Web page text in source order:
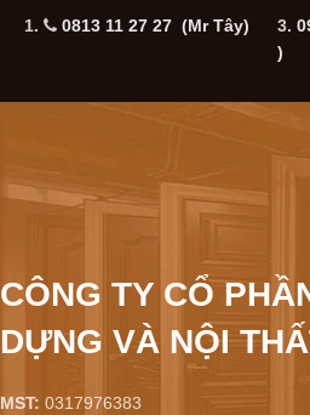
1. 0813 11 27 27 (Mr Tây) 3.
)
CÔNG TY CỔ
DỰNG VÀ NỘI
MST: 0317976383